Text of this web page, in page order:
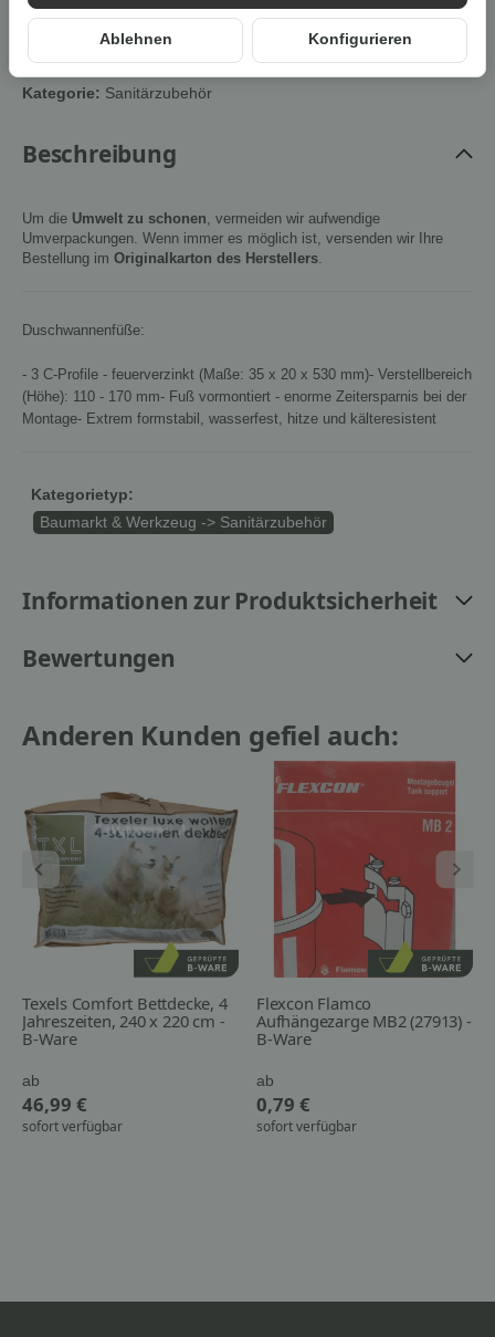
Cookies erlauben
Kategorie: Sanitärzubehör
Beschreibung
Um die Umwelt zu schonen , vermeiden wir aufwendige
Umverpackungen. Wenn immer es möglich ist, versenden wir Ihre
Bestellung im Originalkarton des Herstellers
Duschwannenfüße:
- 3 C-Profile - feuerverzinkt (Maße: 35 x 20 x 530 mm)- Verstellbereich
(Höhe): 110 - 170 mm- Fuß vormontiert - enorme Zeitersparnis bei der
Montage- Extrem formstabil, wasserfest, hitze und kälteresistent
Kategorietyp:
Baumarkt & Werkzeug -> Sanitärzubehör
Informationen zur Produktsicherheit
Bewertungen
Anderen Kunden gefiel auch:
Texels Comfort Bettdecke, 4
Jahreszeiten, 240 x 220 cm -
B-Ware
ab
46,99 €
sofort verfügbar
Flexcon Flamco
Aufhängezarge MB2 (27913) -
B-Ware
ab
0,79 €
sofort verfügbar
Ablehnen Konfigurieren